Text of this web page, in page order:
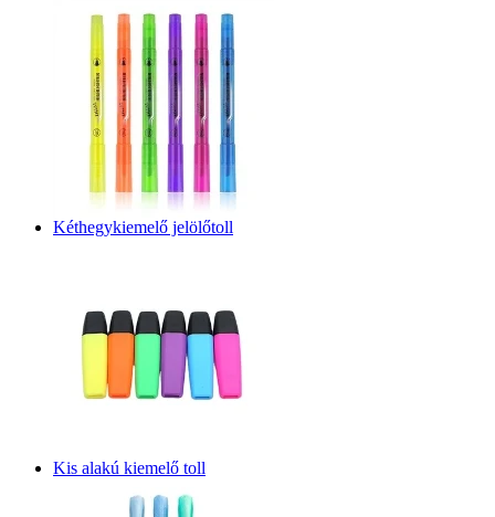
Kéthegykiemelő jelölőtoll
Kis alakú kiemelő toll